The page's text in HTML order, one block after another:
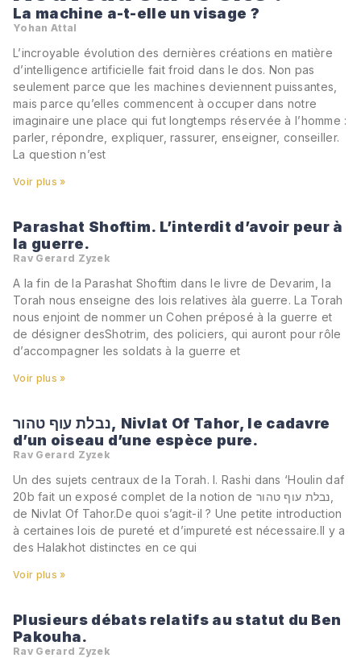
La machine a-t-elle un visage ?
Yohan Attal
L’incroyable évolution des dernières créations en matière
d’intelligence artificielle fait froid dans le dos. Non pas
seulement parce que les machines deviennent puissantes,
mais parce qu’elles commencent à occuper dans notre
imaginaire une place qui fut longtemps réservée à l’homme :
parler, répondre, expliquer, rassurer, enseigner, conseiller.
La question n’est
Voir plus »
Parashat Shoftim. L’interdit d’avoir peur à
la guerre.
Rav Gerard Zyzek
A la fin de la Parashat Shoftim dans le livre de Devarim, la
Torah nous enseigne des lois relatives àla guerre. La Torah
nous enjoint de nommer un Cohen préposé à la guerre et
de désigner desShotrim, des policiers, qui auront pour rôle
d’accompagner les soldats à la guerre et
Voir plus »
נבלת עוף טהור, Nivlat Of Tahor, le cadavre
d’un oiseau d’une espèce pure.
Rav Gerard Zyzek
Un des sujets centraux de la Torah. I. Rashi dans ‘Houlin daf
20b fait un exposé complet de la notion de נבלת עוף טהור,
de Nivlat Of Tahor.De quoi s’agit-il ? Une petite introduction
à certaines lois de pureté et d’impureté est nécessaire.Il y a
des Halakhot distinctes en ce qui
Voir plus »
Plusieurs débats relatifs au statut du Ben
Pakouha.
Rav Gerard Zyzek